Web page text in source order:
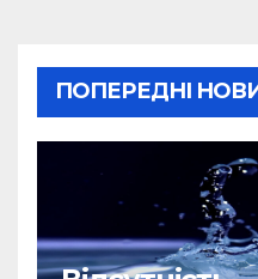
ПОПЕРЕДНІ